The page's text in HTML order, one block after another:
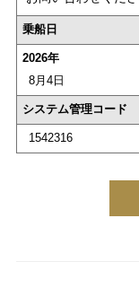
乗船日
2026年
8月4日
システム管理コード
1542316